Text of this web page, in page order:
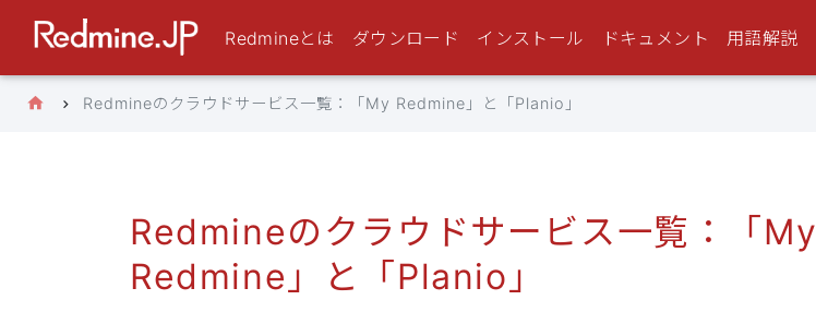
Redmineとは ダウンロード インストール ドキュメント 用語解説
Redmineのクラウドサービス一覧：「My Redmine」と「Planio」
Redmineのクラウドサービス一覧：「My
Redmine」と「Planio」